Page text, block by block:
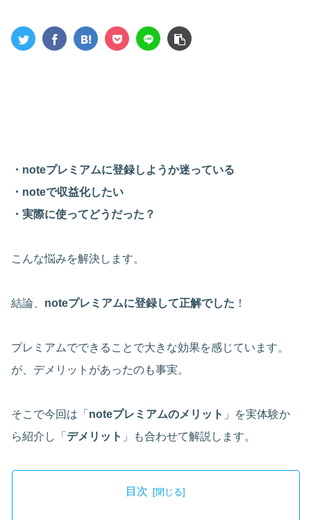
・noteプレミアムに登録しようか迷っている
・noteで収益化したい
・実際に使ってどうだった？
こんな悩みを解決します。
結論、 noteプレミアムに登録して正解でした ！
プレミアムでできることで大きな効果を感じています。
が、デメリットがあったのも事実。
そこで今回は「 noteプレミアムのメリット 」を実体験か
ら紹介し「 デメリット 」も合わせて解説します。
目次